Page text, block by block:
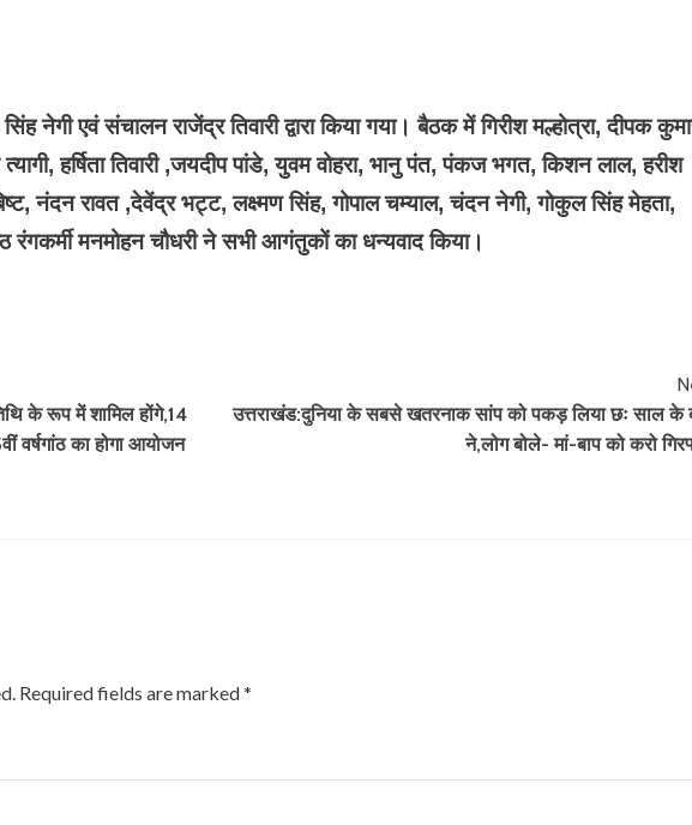
नेगी एवं संचालन राजेंद्र तिवारी द्वारा किया गया। बैठक में गिरीश मल्होत्रा, दीपक
हर्षिता तिवारी ,जयदीप पांडे, युवम वोहरा, भानु पंत, पंकज भगत, किशन लाल, हरीश
नंदन रावत ,देवेंद्र भट्ट, लक्ष्मण सिंह, गोपाल चम्याल, चंदन नेगी, गोकुल सिंह मेहता,
मनमोहन चौधरी ने सभी आगंतुकों का धन्यवाद किया।
के रूप में शामिल होंगे,14
वर्षगांठ का होगा आयोजन
उत्तराखंड:दुनिया के सबसे खतरनाक सांप को पकड़ लिया छः साल के
ने,लोग बोले- मां-बाप को करो
Required fields are marked*